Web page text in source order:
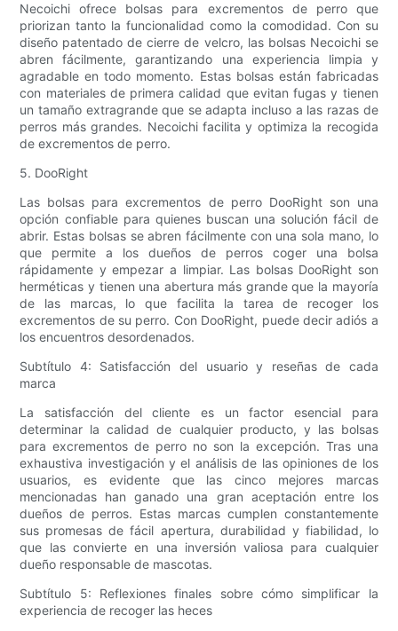
Necoichi ofrece bolsas para excrementos de perro que
priorizan tanto la funcionalidad como la comodidad. Con su
diseño patentado de cierre de velcro, las bolsas Necoichi se
abren fácilmente, garantizando una experiencia limpia y
agradable en todo momento. Estas bolsas están fabricadas
con materiales de primera calidad que evitan fugas y tienen
un tamaño extragrande que se adapta incluso a las razas de
perros más grandes. Necoichi facilita y optimiza la recogida
de excrementos de perro.
5. DooRight
Las bolsas para excrementos de perro DooRight son una
opción confiable para quienes buscan una solución fácil de
abrir. Estas bolsas se abren fácilmente con una sola mano, lo
que permite a los dueños de perros coger una bolsa
rápidamente y empezar a limpiar. Las bolsas DooRight son
herméticas y tienen una abertura más grande que la mayoría
de las marcas, lo que facilita la tarea de recoger los
excrementos de su perro. Con DooRight, puede decir adiós a
los encuentros desordenados.
Subtítulo 4: Satisfacción del usuario y reseñas de cada
marca
La satisfacción del cliente es un factor esencial para
determinar la calidad de cualquier producto, y las bolsas
para excrementos de perro no son la excepción. Tras una
exhaustiva investigación y el análisis de las opiniones de los
usuarios, es evidente que las cinco mejores marcas
mencionadas han ganado una gran aceptación entre los
dueños de perros. Estas marcas cumplen constantemente
sus promesas de fácil apertura, durabilidad y fiabilidad, lo
que las convierte en una inversión valiosa para cualquier
dueño responsable de mascotas.
Subtítulo 5: Reflexiones finales sobre cómo simplificar la
experiencia de recoger las heces